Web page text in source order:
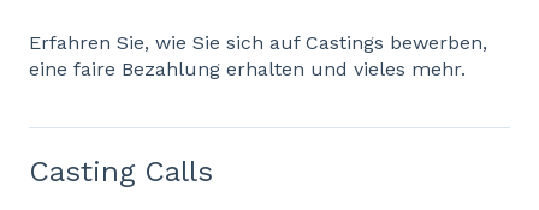
Erfahren Sie, wie Sie sich auf Castings bewerben,
eine faire Bezahlung erhalten und vieles mehr.
Casting Calls